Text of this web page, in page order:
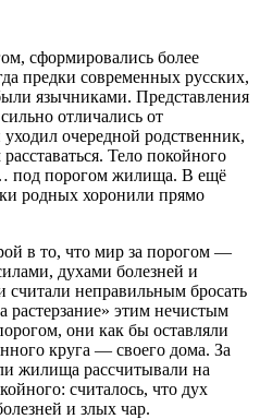
сформировались более
предки современных русских,
язычниками. Представления
отличались от
очередной родственник,
Тело покойного
под порогом жилища. В ещё
родных хоронили прямо
в то, что мир за порогом —
духами болезней и
считали неправильным бросать
растерзание» этим нечистым
они как бы оставляли
круга — своего дома. За
жилища рассчитывали на
считалось, что дух
и злых чар.